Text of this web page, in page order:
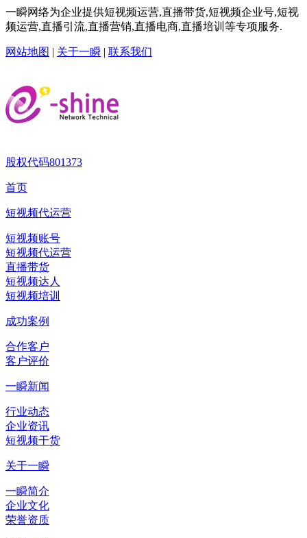
一瞬网络为企业提供短视频运营,直播带货,短视频企业号,短视
频运营,直播引流,直播营销,直播电商,直播培训等专项服务.
网站地图 | 关于一瞬 | 联系我们
股权代码801373
首页
短视频代运营
短视频账号
短视频代运营
直播带货
短视频达人
短视频培训
成功案例
合作客户
客户评价
一瞬新闻
行业动态
企业资讯
短视频干货
关于一瞬
一瞬简介
企业文化
荣誉资质